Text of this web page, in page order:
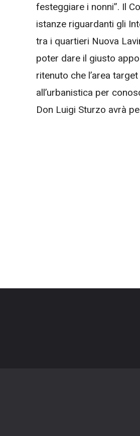
festeggiare i nonni”. Il
istanze riguardanti gli
tra i quartieri Nuova
poter dare il giusto
ritenuto che l’area
all’urbanistica per
Don Luigi Sturzo avrà